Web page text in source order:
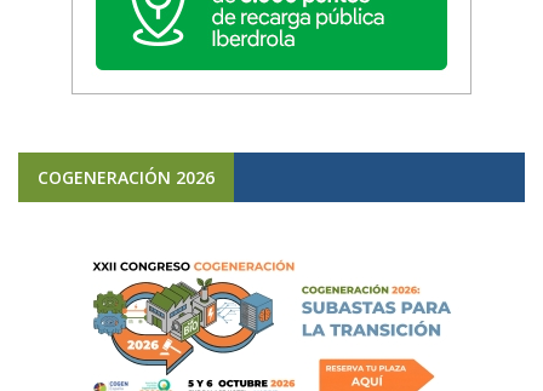
COGENERACIÓN 2026